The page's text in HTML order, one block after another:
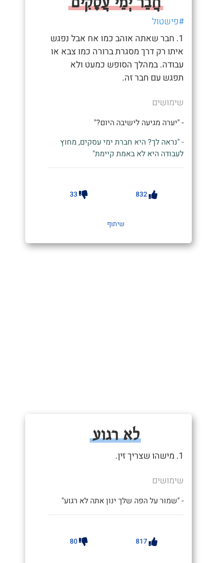
#פישטול
1. חבר שאתה אוהב כמו אח אבל נפגש
איתו רק דרך מסגרת ברורה כמו צבא או
עבודה. במהלך הסופש כמעט ולא
תפגש עם חבר זה.
שימושים
- "יערה מגיעה לישיבה היום?"
- "נראה לך? היא חברת ימי עסקים, מחוץ
לעבודה היא לא באמת קיימת"
832
33
שיתוף
לא רגוע
1. מישהו שצריך זין.
שימושים
- "שמור על הפה שלך ינון אתה לא רגוע"
817
80